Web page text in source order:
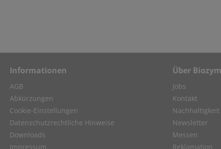
Informationen
AGB
Abkürzungen
Cookie-Einstellungen
Datenschutzrechtliche Hinweise
Downloads
Impressum
Über Biozym
Jobs
Kontakt
Nachhaltigkeit
Newsletter
Messen
Reklamation